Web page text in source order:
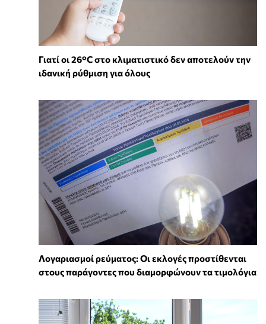
Γιατί οι 26°C στο κλιματιστικό δεν αποτελούν την
ιδανική ρύθμιση για όλους
Λογαριασμοί ρεύματος: Οι εκλογές προστίθενται
στους παράγοντες που διαμορφώνουν τα τιμολόγια